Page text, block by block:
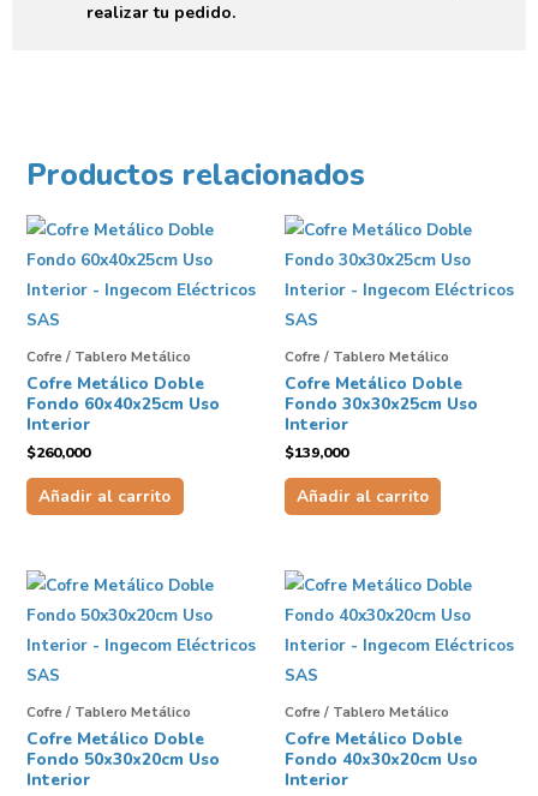
realizar tu pedido.
Productos relacionados
Cofre / Tablero Metálico
Cofre Metálico Doble
Fondo 60x40x25cm Uso
Interior
$260,000
Añadir al carrito
Cofre / Tablero Metálico
Cofre Metálico Doble
Fondo 30x30x25cm Uso
Interior
$139,000
Añadir al carrito
Cofre / Tablero Metálico
Cofre Metálico Doble
Fondo 50x30x20cm Uso
Interior
Cofre / Tablero Metálico
Cofre Metálico Doble
Fondo 40x30x20cm Uso
Interior